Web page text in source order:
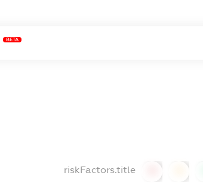
BETA
riskFactors.title